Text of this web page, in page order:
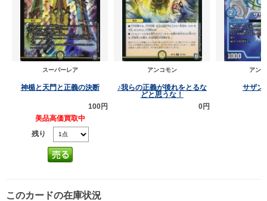
スーパーレア
神楯と天門と正義の決断
100円
美品高価買取中
残り
アンコモン
♪我らの正義が後れをとるな
どと思うな！
0円
アン
サザン
このカードの在庫状況